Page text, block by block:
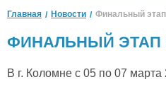
Главная Новости Финальный этап
ФИНАЛЬНЫЙ ЭТАП
В г. Коломне с 05 по 07